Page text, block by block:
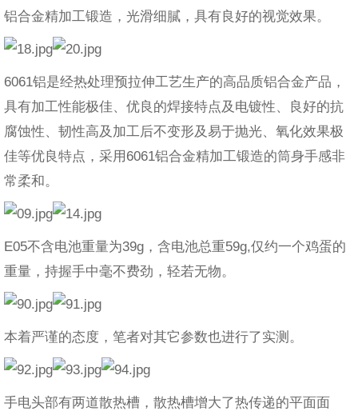
铝合金精加工锻造，光滑细膩，具有良好的视觉效果。
6061铝是经热处理预拉伸工艺生产的高品质铝合金产品，
具有加工性能极佳、优良的焊接特点及电镀性、良好的抗
腐蚀性、韧性高及加工后不变形及易于抛光、氧化效果极
佳等优良特点，采用6061铝合金精加工锻造的筒身手感非
常柔和。
E05不含电池重量为39g，含电池总重59g,仅约一个鸡蛋的
重量，持握手中毫不费劲，轻若无物。
本着严谨的态度，笔者对其它参数也进行了实测。
手电头部有两道散热槽，散热槽增大了热传递的平面面